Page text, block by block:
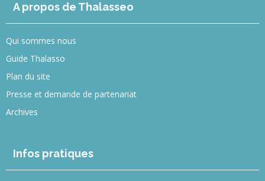
A propos de Thalasseo
Qui sommes nous
Guide Thalasso
Plan du site
Presse et demande de partenariat
Archives
Infos pratiques